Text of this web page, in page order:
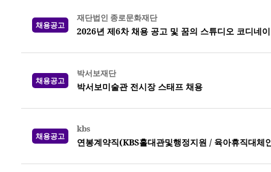
채용공고
재단법인 종로문화재단
2026년 제6차 채용 공고 및 꿈의 스튜디오 코디네
채용공고
박서보재단
박서보미술관 전시장 스태프 채용
채용공고
kbs
연봉계약직(KBS홀대관및행정지원 / 육아휴직대